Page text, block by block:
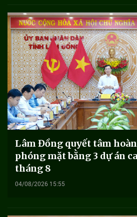
Lâm Đồng quyết tâm
phóng mặt bằng 3 dự án
tháng 8
04/08/2026 15:55